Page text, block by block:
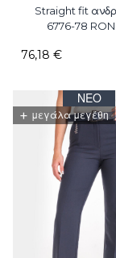
Straight fit
6776-78
76,18 €
ΝΈΟ
+ μεγάλα μεγέθη